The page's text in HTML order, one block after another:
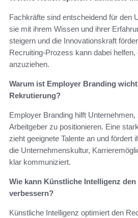
Fachkräfte sind entscheidend für den
sie mit ihrem Wissen und ihrer
steigern und die Innovationskraft
Recruiting-Prozess kann dabei helfen,
anzuziehen.
Warum ist Employer Branding
Rekrutierung?
Employer Branding hilft
Arbeitgeber zu positionieren. Eine
zieht geeignete Talente an und fördert
die Unternehmenskultur,
klar kommuniziert.
Wie kann Künstliche Intelligenz
verbessern?
Künstliche Intelligenz optimiert den